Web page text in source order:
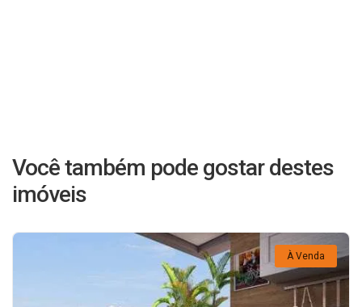
Você também pode gostar destes
imóveis
À Venda